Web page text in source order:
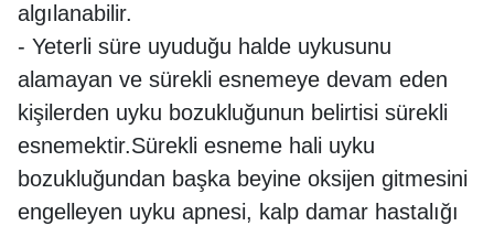
algılanabilir.
- Yeterli süre uyuduğu halde uykusunu
alamayan ve sürekli esnemeye devam eden
kişilerden uyku bozukluğunun belirtisi sürekli
esnemektir.Sürekli esneme hali uyku
bozukluğundan başka beyine oksijen gitmesini
engelleyen uyku apnesi, kalp damar hastalığı